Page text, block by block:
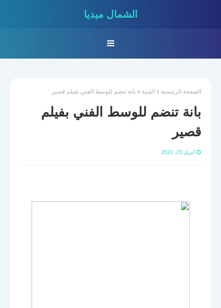
الشمال ميديا
الصفحة الرئيسية الفنية بانة تنضم للوسط الفني بفيلم قصير
بانة تنضم للوسط الفني بفيلم
قصير
أبريل 23, 2021